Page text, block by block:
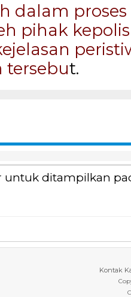
dalam
pihak
t.
untuk ditampilkan
Kontak